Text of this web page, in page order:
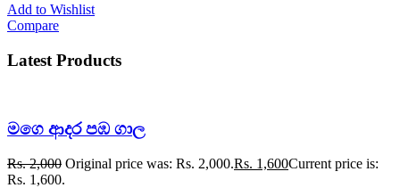
Add to Wishlist
Compare
Latest Products
මගෙ ආදර පඹ ගාල
Rs.2,000 Original price was: Rs. 2,000.Rs. 1,600Current price is:
Rs. 1,600.